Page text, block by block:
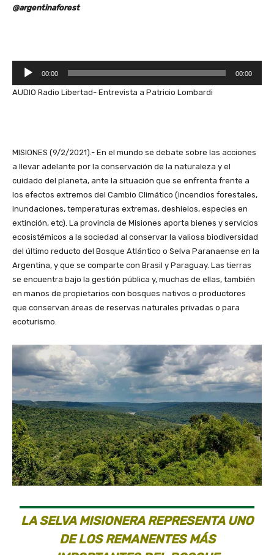
@argentinaforest
p
u
c
t
o
r
d
e
a
u
d
i
o
00:00 00:00
AUDIO Radio Libertad- Entrevista a Patricio Lombardi
MISIONES (9/2/2021).- En el mundo se debate sobre las acciones
a llevar adelante por la conservación de la naturaleza y el
cuidado del planeta, ante la situación que se enfrenta frente a
los efectos extremos del Cambio Climático (incendios forestales,
inundaciones, temperaturas extremas, deshielos, especies en
extinción, etc). La provincia de Misiones aporta bienes y servicios
ecosistémicos a la sociedad al conservar la valiosa biodiversidad
del último reducto del Bosque Atlántico o Selva Paranaense en la
Argentina, y que se comparte con Brasil y Paraguay. Las tierras
se encuentra bajo la gestión pública y, muchas de ellas, también
en manos de propietarios con bosques nativos o productores
que conservan áreas de reservas naturales privadas o para
ecoturismo.
LA SELVA MISIONERA REPRESENTA UNO
DE LOS REMANENTES MÁS